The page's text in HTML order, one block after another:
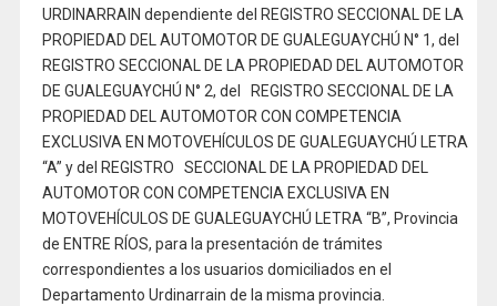
URDINARRAIN dependiente del REGISTRO SECCIONAL DE LA
PROPIEDAD DEL AUTOMOTOR DE GUALEGUAYCHÚ N° 1, del
REGISTRO SECCIONAL DE LA PROPIEDAD DEL AUTOMOTOR
DE GUALEGUAYCHÚ N° 2, del REGISTRO SECCIONAL DE LA
PROPIEDAD DEL AUTOMOTOR CON COMPETENCIA
EXCLUSIVA EN MOTOVEHÍCULOS DE GUALEGUAYCHÚ LETRA
“A” y del REGISTRO SECCIONAL DE LA PROPIEDAD DEL
AUTOMOTOR CON COMPETENCIA EXCLUSIVA EN
MOTOVEHÍCULOS DE GUALEGUAYCHÚ LETRA “B”, Provincia
de ENTRE RÍOS, para la presentación de trámites
correspondientes a los usuarios domiciliados en el
Departamento Urdinarrain de la misma provincia.